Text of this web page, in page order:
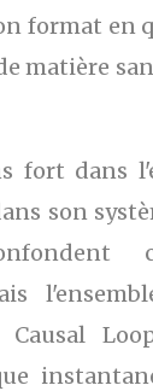
format en
matière
fort dans
son
Causal